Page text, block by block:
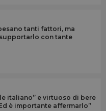
tanti fattori, ma
con tante
italiano” e virtuoso di bere
è importante affermarlo”